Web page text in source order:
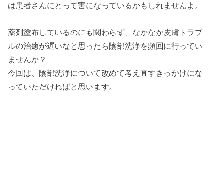
は患者さんにとって害になっているかもしれませんよ。
薬剤塗布しているのにも関わらず、なかなか皮膚トラブ
ルの治癒が遅いなと思ったら陰部洗浄を頻回に行ってい
ませんか？
今回は、陰部洗浄について改めて考え直すきっかけにな
っていただければと思います。